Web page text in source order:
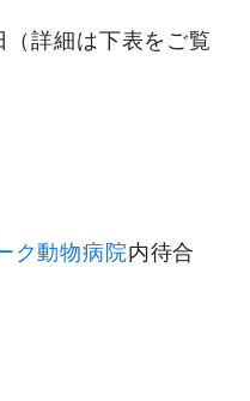
（詳細は下表をご覧
ク動物病院内待合